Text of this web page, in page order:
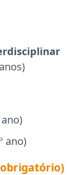
ano)
ano)
(obrigatório)